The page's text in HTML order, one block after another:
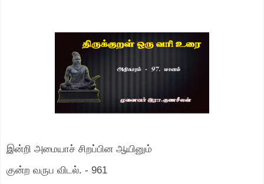
இன்றி அமையாச் சிறப்பின ஆயினும்
குன்ற வருப விடல். - 961